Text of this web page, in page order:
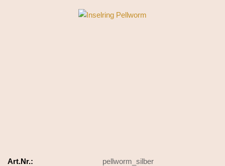
Art.Nr.:
pellworm_silber